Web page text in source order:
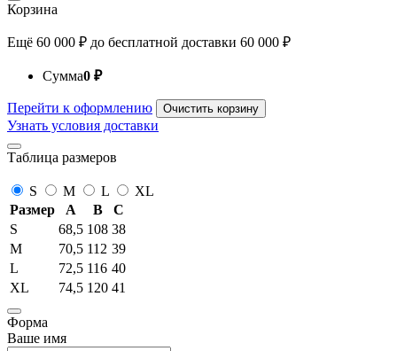
Корзина
Ещё 60 000 ₽ до бесплатной доставки 60 000 ₽
Сумма0 ₽
Перейти к оформлению Очистить корзину
Узнать условия доставки
Таблица размеров
S M L
XL
Размер
A B
C
S
68,5 108 38
M
70,5 112 39
L
72,5 116 40
XL
74,5 120 41
Форма
Ваше имя